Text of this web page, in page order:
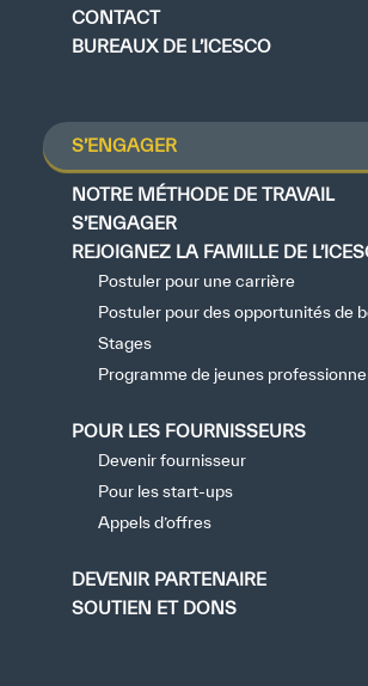
CONTACT
BUREAUX DE L’ICESCO
S’ENGAGER
NOTRE MÉTHODE DE TRAVAIL
S’ENGAGER
REJOIGNEZ LA FAMILLE DE
Postuler pour une carrière
Postuler pour des opportunités de
Stages
Programme de jeunes
POUR LES FOURNISSEURS
Devenir fournisseur
Pour les start-ups
Appels d’offres
DEVENIR PARTENAIRE
SOUTIEN ET DONS